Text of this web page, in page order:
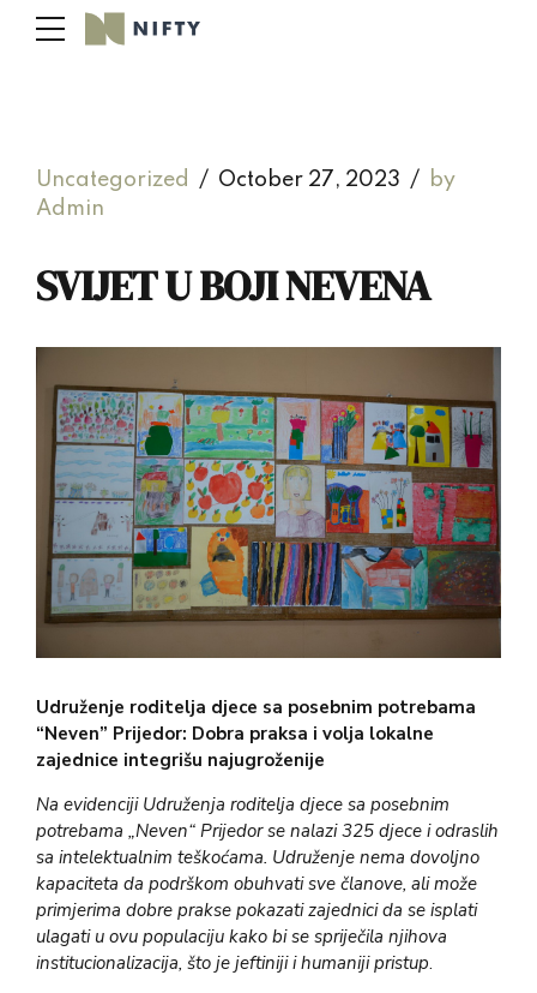
Uncategorized October 27, 2023
by
Admin
SVIJET U BOJI NEVENA
Udruženje roditelja djece sa posebnim potrebama
“Neven” Prijedor: Dobra praksa i volja lokalne
zajednice integrišu najugroženije
Na evidenciji Udruženja roditelja djece sa posebnim
potrebama „Neven“ Prijedor se nalazi 325 djece i odraslih
sa intelektualnim teškoćama. Udruženje nema dovoljno
kapaciteta da podrškom obuhvati sve članove, ali može
primjerima dobre prakse pokazati zajednici da se isplati
ulagati u ovu populaciju kako bi se spriječila njihova
institucionalizacija, što je jeftiniji i humaniji pristup.